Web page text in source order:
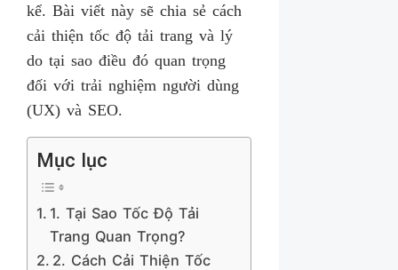
kể. Bài viết này sẽ chia sẻ cách
cải thiện tốc độ tải trang và lý
do tại sao điều đó quan trọng
đối với trải nghiệm người dùng
(UX) và SEO.
Mục lục
1. Tại Sao Tốc Độ Tải
Trang Quan Trọng?
2. Cách Cải Thiện Tốc